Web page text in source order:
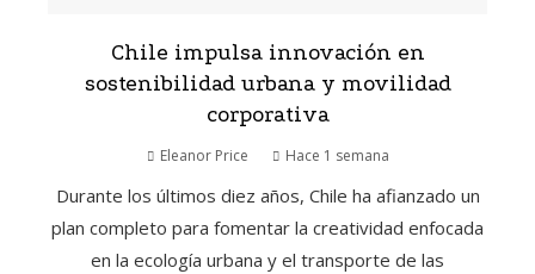
Chile impulsa innovación en
sostenibilidad urbana y movilidad
corporativa
Eleanor Price Hace 1 semana
Durante los últimos diez años, Chile ha afianzado un
plan completo para fomentar la creatividad enfocada
en la ecología urbana y el transporte de las